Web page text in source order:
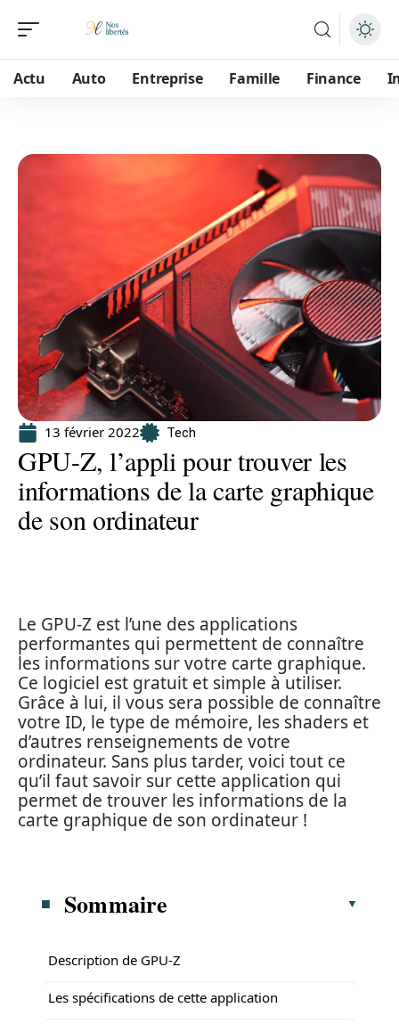
Actu Auto Entreprise Famille Finance
13 février 2022 Tech
GPU-Z, l’appli pour trouver les
informations de la carte graphique
de son ordinateur
Le GPU-Z est l’une des applications
performantes qui permettent de connaître
les informations sur votre carte graphique.
Ce logiciel est gratuit et simple à utiliser.
Grâce à lui, il vous sera possible de connaître
votre ID, le type de mémoire, les shaders et
d’autres renseignements de votre
ordinateur. Sans plus tarder, voici tout ce
qu’il faut savoir sur cette application qui
permet de trouver les informations de la
carte graphique de son ordinateur !
Sommaire
Description de GPU-Z
Les spécifications de cette application